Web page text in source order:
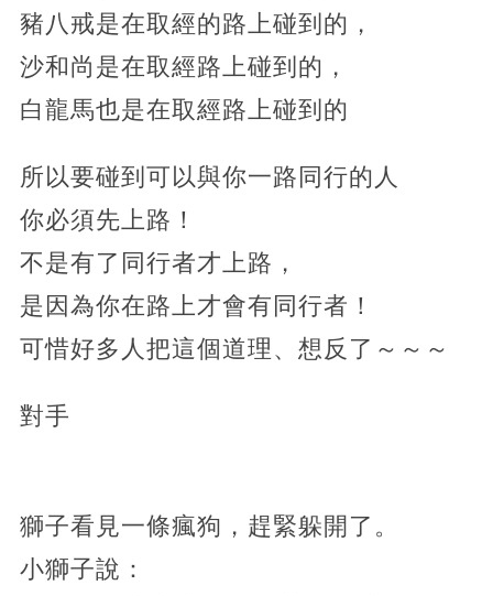
豬八戒是在取經的路上碰到的，
沙和尚是在取經路上碰到的，
白龍馬也是在取經路上碰到的
所以要碰到可以與你一路同行的人
你必須先上路！
不是有了同行者才上路，
是因為你在路上才會有同行者！
可惜好多人把這個道理、想反了～～～
對手
獅子看見一條瘋狗，趕緊躲開了。
小獅子說：